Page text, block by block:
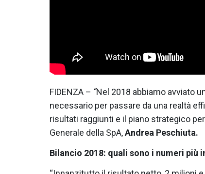
FIDENZA – “Nel 2018 abbiamo avviato
necessario per passare da una realtà
risultati raggiunti e il piano strategico
Generale della SpA,Andrea Peschiuta.
Bilancio 2018: quali sono i numeri più